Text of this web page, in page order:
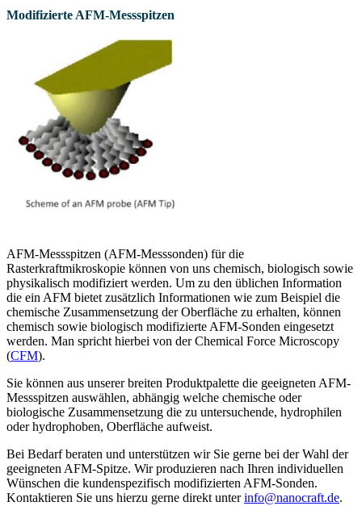
Modifizierte AFM-Messspitzen
AFM-Messspitzen (AFM-Messsonden) für die
Rasterkraftmikroskopie können von uns chemisch, biologisch sowie
physikalisch modifiziert werden. Um zu den üblichen Information
die ein AFM bietet zusätzlich Informationen wie zum Beispiel die
chemische Zusammensetzung der Oberfläche zu erhalten, können
chemisch sowie biologisch modifizierte AFM-Sonden eingesetzt
werden. Man spricht hierbei von der Chemical Force Microscopy
(CFM).
Sie können aus unserer breiten Produktpalette die geeigneten AFM-
Messspitzen auswählen, abhängig welche chemische oder
biologische Zusammensetzung die zu untersuchende, hydrophilen
oder hydrophoben, Oberfläche aufweist.
Bei Bedarf beraten und unterstützen wir Sie gerne bei der Wahl der
geeigneten AFM-Spitze. Wir produzieren nach Ihren individuellen
Wünschen die kundenspezifisch modifizierten AFM-Sonden.
Kontaktieren Sie uns hierzu gerne direkt unterinfo@nanocraft.de.